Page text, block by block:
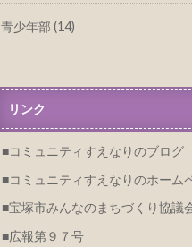
青少年部 (14)
リンク
コミュニティすえなりのブログ
コミュニティすえなりのホーム
宝塚市みんなのまちづくり協議
広報第９７号